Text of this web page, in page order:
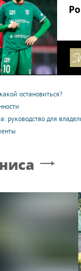
остановиться?
руководство для